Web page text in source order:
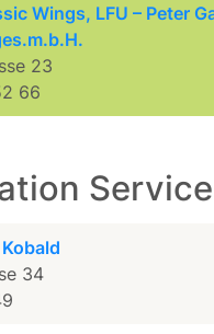
Wings, LFU – Peter
23
66
34